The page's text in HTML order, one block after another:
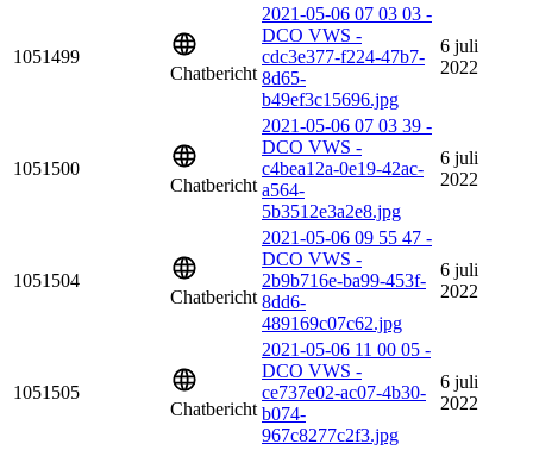
1051499
Chatbericht
2021-05-06 07 03 03 -
DCO VWS -
cdc3e377-f224-47b7-
8d65-
b49ef3c15696.jpg
6 juli
2022
1051500
Chatbericht
2021-05-06 07 03 39 -
DCO VWS -
c4bea12a-0e19-42ac-
a564-
5b3512e3a2e8.jpg
6 juli
2022
1051504
Chatbericht
2021-05-06 09 55 47 -
DCO VWS -
2b9b716e-ba99-453f-
8dd6-
489169c07c62.jpg
6 juli
2022
1051505
Chatbericht
2021-05-06 11 00 05 -
DCO VWS -
ce737e02-ac07-4b30-
b074-
967c8277c2f3.jpg
6 juli
2022